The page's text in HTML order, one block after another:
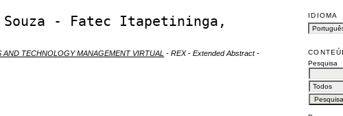
IDIOMA
Pesquisa
- Fatec Itapetininga,
TECHNOLOGY MANAGEMENT VIRTUAL - REX - Extended Abstract -